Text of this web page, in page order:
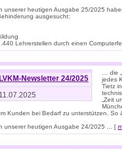
unserer heutigen Ausgabe 25/2025
ausgesucht:
Lehrerstellen durch einen
LVKM-Newsletter 24/2025
11.07.2025
… die
jedes
Tietz
„Zeit
Kunden bei Bedarf zu unterstützen.
unserer heutigen Ausgabe 24/2025 ... [